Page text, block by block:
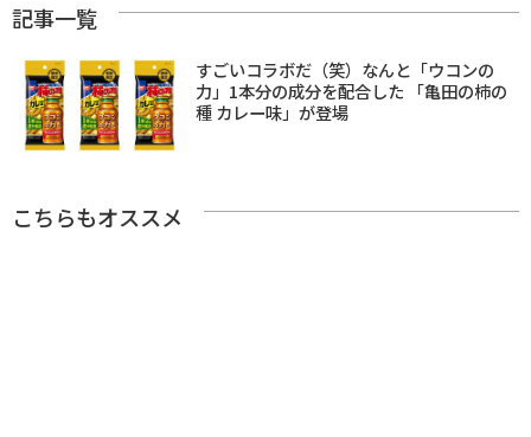
記事一覧
すごいコラボだ（笑）なんと「ウコンの
力」1本分の成分を配合した 「亀田の柿の
種 カレー味」が登場
こちらもオススメ